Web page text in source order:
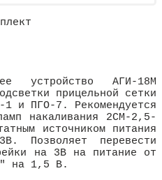
устройство АГИ-18М
прицельной сетки
1 и ПГО-7. Рекомендуется
накаливания 2СМ-2,5-
источником питания
Позволяет перевести
на 3В на питание от
на 1,5 В.